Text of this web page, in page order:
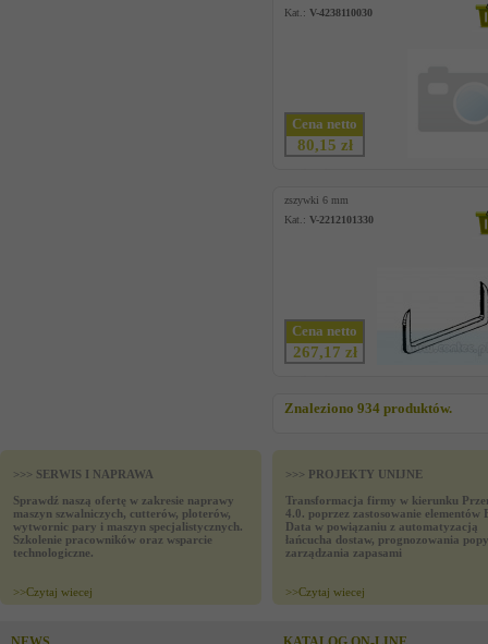
Kat.: V-4238110030
Cena netto
80,15 zł
zszywki 6 mm
Kat.: V-2212101330
Cena netto
267,17 zł
Znaleziono 934 produktów.
>>> SERWIS I NAPRAWA
Sprawdź naszą ofertę w zakresie naprawy
maszyn szwalniczych, cutterów, ploterów,
wytwornic pary i maszyn specjalistycznych.
Szkolenie pracowników oraz wsparcie
technologiczne.
>>Czytaj wiecej
>>> PROJEKTY UNIJNE
Transformacja firmy w kierunku
4.0. poprzez zastosowanie elementów
Data w powiązaniu z automatyzacją
łańcucha dostaw, prognozowania
zarządzania zapasami
>>Czytaj wiecej